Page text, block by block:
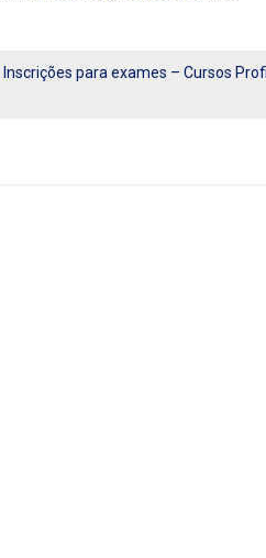
Inscrições para exames – Cursos